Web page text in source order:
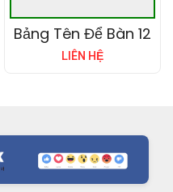
Bảng Tên Để Bàn 12
LIÊN HỆ